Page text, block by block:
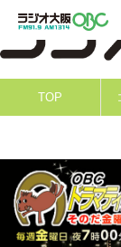
TOP